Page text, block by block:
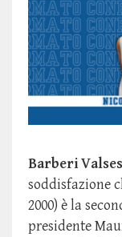
Barberi
soddisfazione
2000) è la
presidente